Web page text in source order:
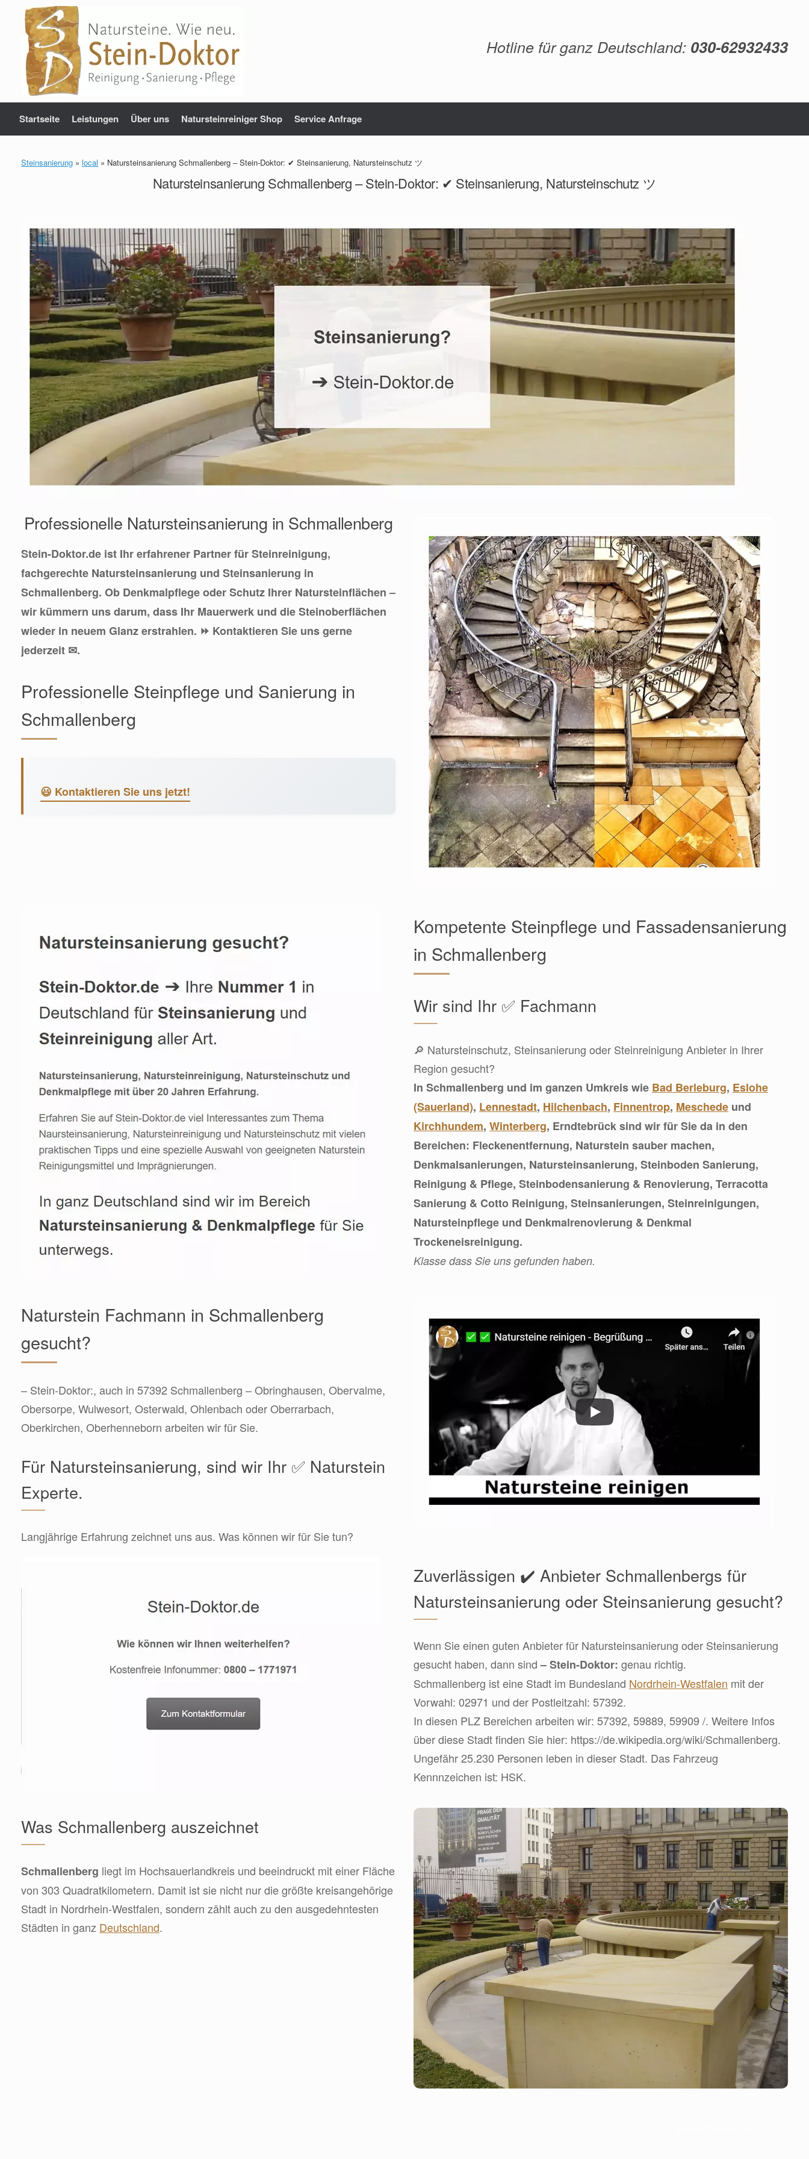
springen
Hotline für ganz Deutschland: 030-62932433
Startseite Leistungen Über uns Natursteinreiniger Shop Service Anfrage
Steinsanierung » local » Natursteinsanierung Schmallenberg – Stein-Doktor: ✔ Steinsanierung, Natursteinschutz ツ
Natursteinsanierung Schmallenberg – Stein-Doktor: ✔ Steinsanierung, Natursteinschutz ツ
Professionelle Natursteinsanierung in Schmallenberg
Stein-Doktor.de ist Ihr erfahrener Partner für Steinreinigung,
fachgerechte Natursteinsanierung und Steinsanierung in
Schmallenberg. Ob Denkmalpflege oder Schutz Ihrer Natursteinflächen –
wir kümmern uns darum, dass Ihr Mauerwerk und die Steinoberflächen
wieder in neuem Glanz erstrahlen. ⏩ Kontaktieren Sie uns gerne
jederzeit ✉.
Professionelle Steinpflege und Sanierung in
Schmallenberg
😃 Kontaktieren Sie uns jetzt!
Kompetente Steinpflege und Fassadensanierung
in Schmallenberg
Wir sind Ihr ✅ Fachmann
🔎 Natursteinschutz, Steinsanierung oder Steinreinigung Anbieter in Ihrer
Region gesucht?
In Schmallenberg und im ganzen Umkreis wie Bad Berleburg, Eslohe
(Sauerland), Lennestadt, Hilchenbach, Finnentrop, Meschede und
Kirchhundem, Winterberg, Erndtebrück sind wir für Sie da in den
Bereichen: Fleckenentfernung, Naturstein sauber machen,
Denkmalsanierungen, Natursteinsanierung, Steinboden Sanierung,
Reinigung & Pflege, Steinbodensanierung & Renovierung, Terracotta
Sanierung & Cotto Reinigung, Steinsanierungen, Steinreinigungen,
Natursteinpflege und Denkmalrenovierung & Denkmal
Trockeneisreinigung.
Klasse dass Sie uns gefunden haben.
Naturstein Fachmann in Schmallenberg
gesucht?
– Stein-Doktor:, auch in 57392 Schmallenberg – Obringhausen, Obervalme,
Obersorpe, Wulwesort, Osterwald, Ohlenbach oder Oberrarbach,
Oberkirchen, Oberhenneborn arbeiten wir für Sie.
Für Natursteinsanierung, sind wir Ihr ✅ Naturstein
Experte.
Langjährige Erfahrung zeichnet uns aus. Was können wir für Sie tun?
Zuverlässigen ✔️ Anbieter Schmallenbergs für
Natursteinsanierung oder Steinsanierung gesucht?
Wenn Sie einen guten Anbieter für Natursteinsanierung oder Steinsanierung
gesucht haben, dann sind– Stein-Doktor: genau richtig.
Schmallenberg ist eine Stadt im Bundesland Nordrhein-Westfalen mit der
Vorwahl: 02971 und der Postleitzahl: 57392.
In diesen PLZ Bereichen arbeiten wir: 57392, 59889, 59909 /. Weitere Infos
über diese Stadt finden Sie hier: https://de.wikipedia.org/wiki/Schmallenberg.
Ungefähr 25.230 Personen leben in dieser Stadt. Das Fahrzeug
Kennnzeichen ist: HSK.
Was Schmallenberg auszeichnet
Schmallenberg liegt im Hochsauerlandkreis und beeindruckt mit einer Fläche
von 303 Quadratkilometern. Damit ist sie nicht nur die größte kreisangehörige
Stadt in Nordrhein-Westfalen, sondern zählt auch zu den ausgedehntesten
Städten in ganz Deutschland.